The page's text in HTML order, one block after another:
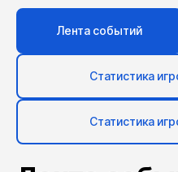
Лента событий
Статистика
Статистика